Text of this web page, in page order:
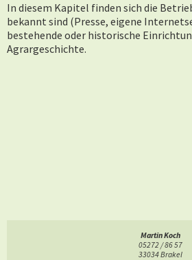
In diesem Kapitel finden sich die
bekannt sind (Presse, eigene
bestehende oder historische
Agrargeschichte.
Martin Koch
05272 / 86 57
33034 Brakel